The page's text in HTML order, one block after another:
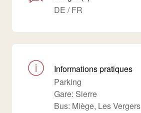
DE / FR
Informations pratiques
Parking
Gare: Sierre
Bus: Miège, Les Vergers